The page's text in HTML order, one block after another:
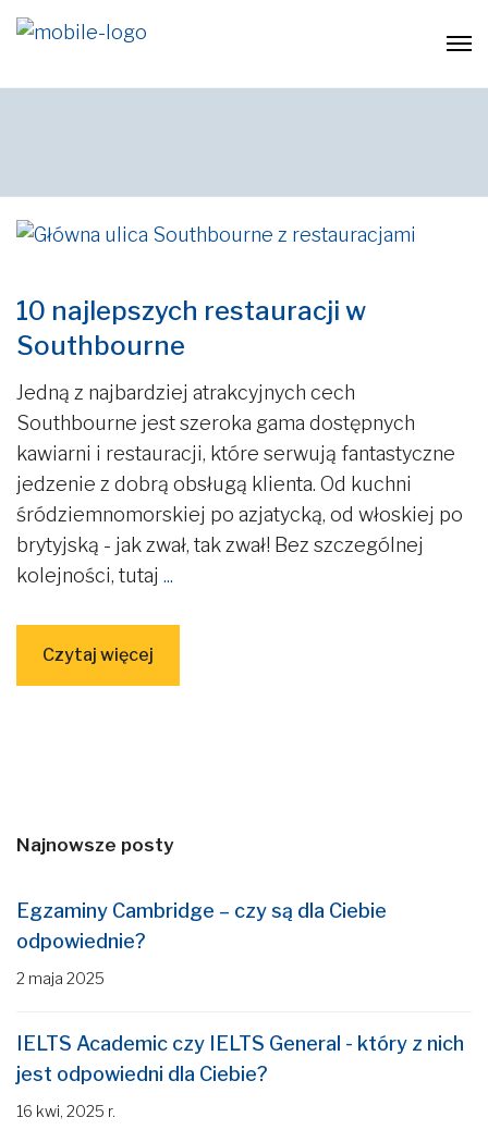
10 najlepszych restauracji w
Southbourne
Jedną z najbardziej atrakcyjnych cech
Southbourne jest szeroka gama dostępnych
kawiarni i restauracji, które serwują fantastyczne
jedzenie z dobrą obsługą klienta. Od kuchni
śródziemnomorskiej po azjatycką, od włoskiej po
brytyjską - jak zwał, tak zwał! Bez szczególnej
kolejności, tutaj ...
Czytaj więcej
Najnowsze posty
Egzaminy Cambridge – czy są dla Ciebie
odpowiednie?
2 maja 2025
IELTS Academic czy IELTS General - który z nich
jest odpowiedni dla Ciebie?
16 kwi, 2025 r.